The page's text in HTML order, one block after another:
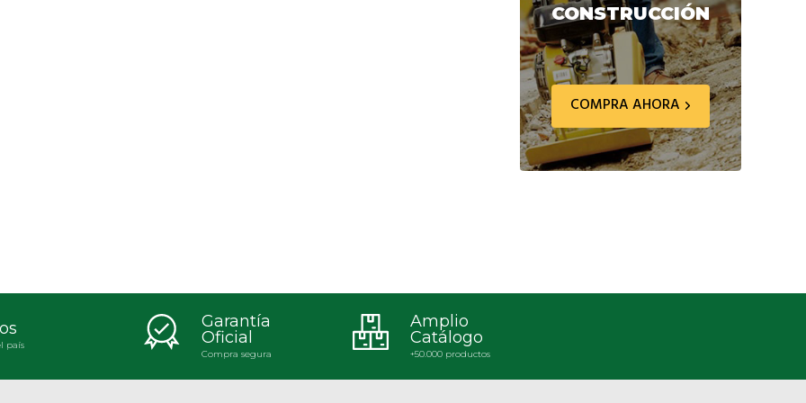
CONSTRUCCIÓN
COMPRA AHORA
país
Garantía
Oficial
Compra segura
Amplio
Catálogo
+50.000 productos